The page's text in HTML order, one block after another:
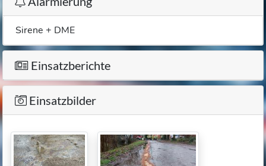
Sirene + DME
Einsatzberichte
Einsatzbilder